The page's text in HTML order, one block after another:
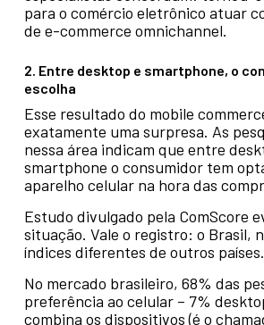
para o comércio eletrônico atuar
de e-commerce omnichannel.
2. Entre desktop e smartphone, o
escolha
Esse resultado do mobile
exatamente uma surpresa. As
nessa área indicam que entre
smartphone o consumidor tem
aparelho celular na hora das
Estudo divulgado pela ComScore
situação. Vale o registro: o Brasil,
índices diferentes de outros países.
No mercado brasileiro, 68% das
preferência ao celular – 7%
combina os dispositivos (é o